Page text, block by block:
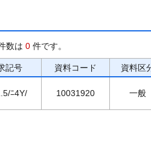
数は 0 件です。
記号 資料コード 資料区
ﾆ4Y/ 10031920 一般